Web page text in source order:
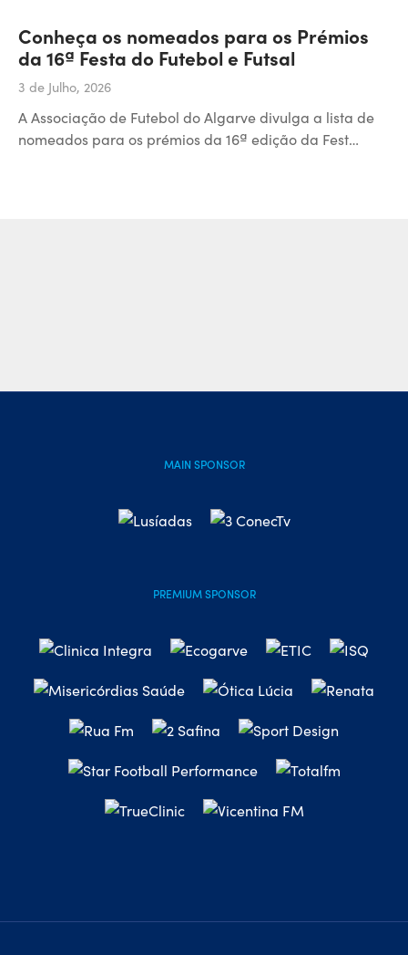
Conheça os nomeados para os Prémios
da 16ª Festa do Futebol e Futsal
3 de Julho, 2026
A Associação de Futebol do Algarve divulga a lista de
nomeados para os prémios da 16ª edição da Fest…
MAIN SPONSOR
PREMIUM SPONSOR